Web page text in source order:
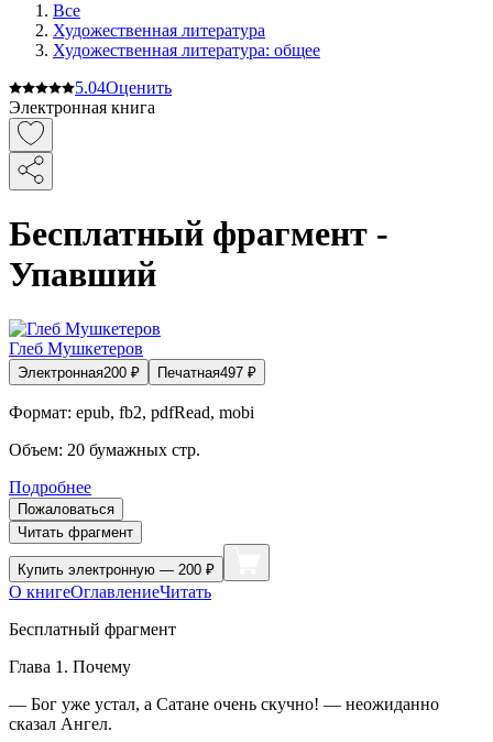
Все
Художественная литература
Художественная литература: общее
5.04Оценить
Электронная книга
Бесплатный фрагмент -
Упавший
Глеб Мушкетеров
Электронная200 ₽ Печатная497 ₽
Формат: epub, fb2, pdfRead, mobi
Объем: 20 бумажных стр.
Подробнее
Пожаловаться
Читать фрагмент
Купить электронную — 200 ₽
О книгеОглавлениеЧитать
Бесплатный фрагмент
Глава 1. Почему
— Бог уже устал, а Сатане очень скучно! — неожиданно
сказал Ангел.